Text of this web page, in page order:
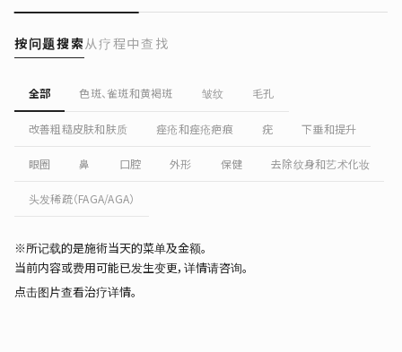
按问题搜索从疗程中查找
全部 色斑、雀斑和黄褐斑 皱纹 毛孔
改善粗糙皮肤和肤质 痤疮和痤疮疤痕 疣 下垂和提升
眼圈 鼻 口腔 外形 保健 去除纹身和艺术化妆
头发稀疏（FAGA/AGA）
※所记载的是施術当天的菜单及金额。
当前内容或费用可能已发生变更，详情请咨询。
点击图片查看治疗详情。